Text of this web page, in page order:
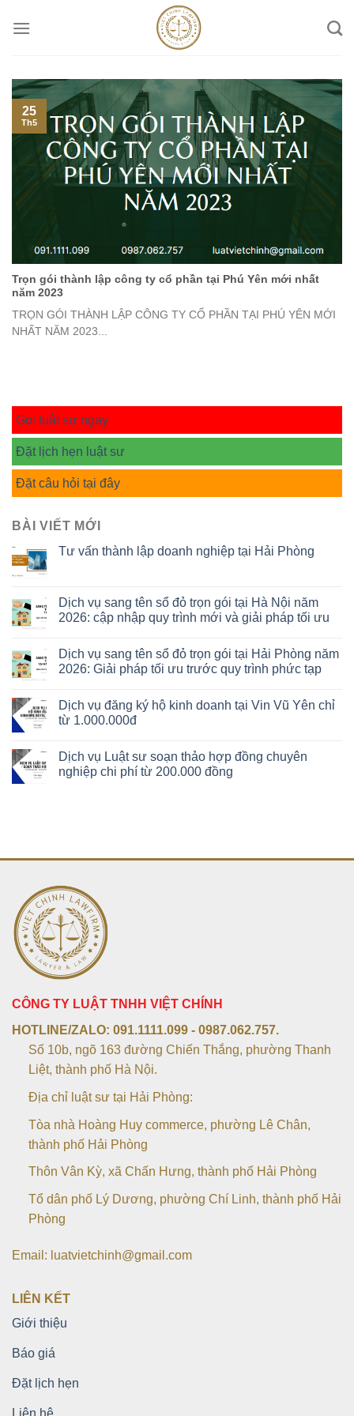
Trọn gói thành lập công ty cổ phần tại Phú Yên mới nhất
năm 2023
TRỌN GÓI THÀNH LẬP CÔNG TY CỔ PHẦN TẠI PHÚ YÊN MỚI
NHẤT NĂM 2023...
25
Th5
Gọi luật sư ngay
Đặt lịch hẹn luật sư
Đặt câu hỏi tại đây
BÀI VIẾT MỚI
Tư vấn thành lập doanh nghiệp tại Hải Phòng
Dịch vụ sang tên sổ đỏ trọn gói tại Hà Nội năm
2026: cập nhập quy trình mới và giải pháp tối ưu
Dịch vụ sang tên sổ đỏ trọn gói tại Hải Phòng năm
2026: Giải pháp tối ưu trước quy trình phức tạp
Dịch vụ đăng ký hộ kinh doanh tại Vin Vũ Yên chỉ
từ 1.000.000đ
Dịch vụ Luật sư soạn thảo hợp đồng chuyên
nghiệp chi phí từ 200.000 đồng
CÔNG TY LUẬT TNHH VIỆT CHÍNH
HOTLINE/ZALO: 091.1111.099 - 0987.062.757.
Số 10b, ngõ 163 đường Chiến Thắng, phường Thanh
Liệt, thành phố Hà Nội.
Địa chỉ luật sư tại Hải Phòng:
Tòa nhà Hoàng Huy commerce, phường Lê Chân,
thành phố Hải Phòng
Thôn Vân Kỳ, xã Chấn Hưng, thành phố Hải Phòng
Tổ dân phố Lý Dương, phường Chí Linh, thành phố Hải
Phòng
Email: luatvietchinh@gmail.com
LIÊN KẾT
Giới thiệu
Báo giá
Đặt lịch hẹn
Liên hệ